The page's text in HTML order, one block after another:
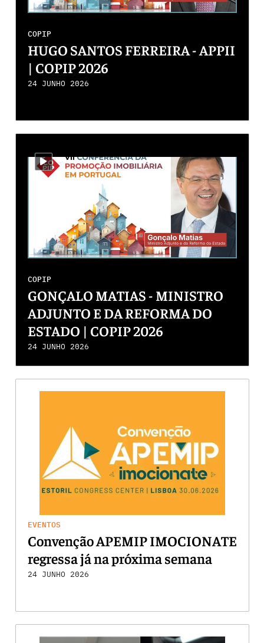
COPIP
HUGO SANTOS FERREIRA - APPII
| COPIP 2026
24 JUNHO 2026
i-video
COPIP
GONÇALO MATIAS - MINISTRO
ADJUNTO E DA REFORMA DO
ESTADO | COPIP 2026
24 JUNHO 2026
EVENTOS
Convenção APEMIP IMOCIONATE
regressa já na próxima semana
24 JUNHO 2026